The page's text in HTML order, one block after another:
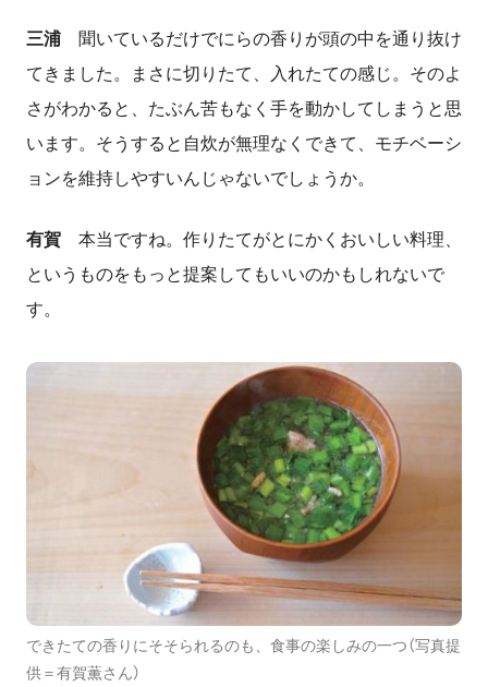
三浦 聞いているだけでにらの香りが頭の中を通り抜け
てきました。まさに切りたて、入れたての感じ。そのよ
さがわかると、たぶん苦もなく手を動かしてしまうと思
います。そうすると自炊が無理なくできて、モチベーシ
ョンを維持しやすいんじゃないでしょうか。
有賀 本当ですね。作りたてがとにかくおいしい料理、
というものをもっと提案してもいいのかもしれないで
す。
できたての香りにそそられるのも、食事の楽しみの一つ（写真提
供＝有賀薫さん）